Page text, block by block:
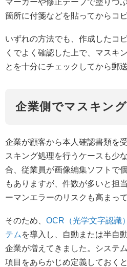
箇所に付箋などを貼ってからコ
いずれの方法でも、作成したコ
くでよく確認した上で、マスキ
とを十分にチェックしてから郵
企業側でマスキン
企業が顧客から本人確認書類を
スキング処理を行うケースも少
合、従業員が画像編集ソフトで
もありますが、件数が多いと担
ーマンエラーのリスクも高まっ
そのため、 OCR（光学文字認識
テム を導入し、自動または半自
企業が増えてきました。システ
項目をあらかじめ定義しておく